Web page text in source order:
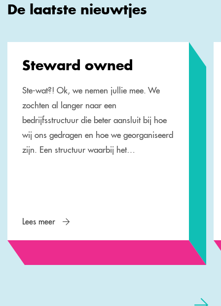
De laatste nieuwtjes
Steward owned
Ste-wat?! Ok, we nemen jullie mee. We
zochten al langer naar een
bedrijfsstructuur die beter aansluit bij hoe
wij ons gedragen en hoe we georganiseerd
zijn. Een structuur waarbij het…
Lees meer